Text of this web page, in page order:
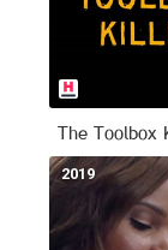
The Toolbox
2019